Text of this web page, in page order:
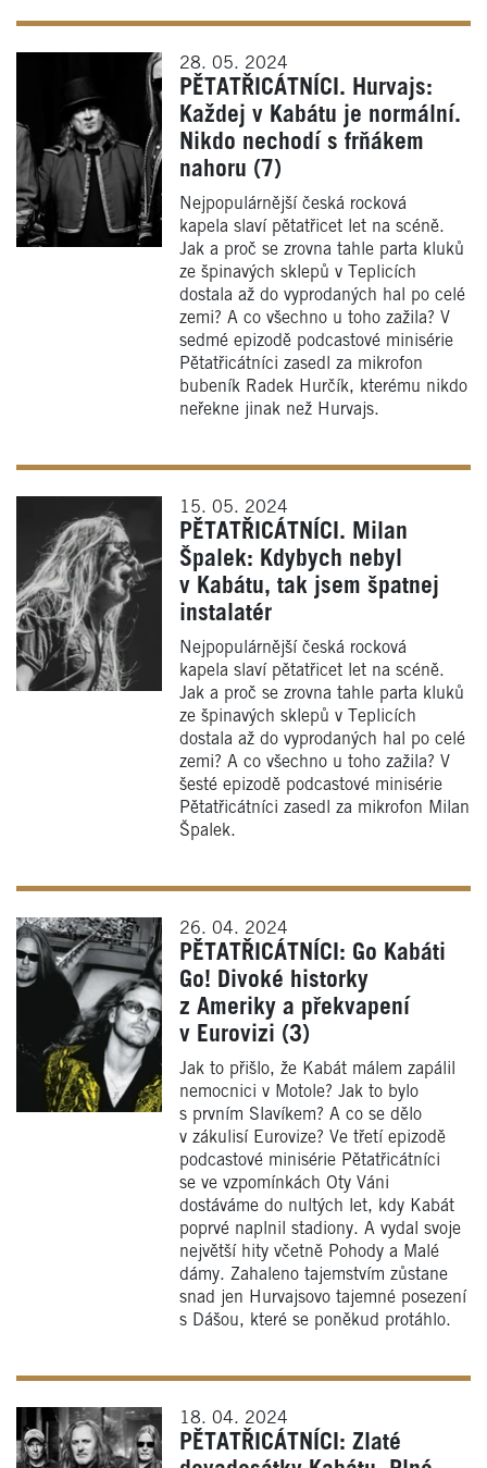
28. 05. 2024
PĚTATŘICÁTNÍCI. Hurvajs:
Každej v Kabátu je normální.
Nikdo nechodí s frňákem
nahoru (7)
Nejpopulárnější česká rocková
kapela slaví pětatřicet let na scéně.
Jak a proč se zrovna tahle parta kluků
ze špinavých sklepů v Teplicích
dostala až do vyprodaných hal po celé
zemi? A co všechno u toho zažila? V
sedmé epizodě podcastové minisérie
Pětatřicátníci zasedl za mikrofon
bubeník Radek Hurčík, kterému nikdo
neřekne jinak než Hurvajs.
15. 05. 2024
PĚTATŘICÁTNÍCI. Milan
Špalek: Kdybych nebyl
v Kabátu, tak jsem špatnej
instalatér
Nejpopulárnější česká rocková
kapela slaví pětatřicet let na scéně.
Jak a proč se zrovna tahle parta kluků
ze špinavých sklepů v Teplicích
dostala až do vyprodaných hal po celé
zemi? A co všechno u toho zažila? V
šesté epizodě podcastové minisérie
Pětatřicátníci zasedl za mikrofon Milan
Špalek.
26. 04. 2024
PĚTATŘICÁTNÍCI: Go Kabáti
Go! Divoké historky
z Ameriky a překvapení
v Eurovizi (3)
Jak to přišlo, že Kabát málem zapálil
nemocnici v Motole? Jak to bylo
s prvním Slavíkem? A co se dělo
v zákulisí Eurovize? Ve třetí epizodě
podcastové minisérie Pětatřicátníci
se ve vzpomínkách Oty Váni
dostáváme do nultých let, kdy Kabát
poprvé naplnil stadiony. A vydal svoje
největší hity včetně Pohody a Malé
dámy. Zahaleno tajemstvím zůstane
snad jen Hurvajsovo tajemné posezení
s Dášou, které se poněkud protáhlo.
18. 04. 2024
PĚTATŘICÁTNÍCI: Zlaté